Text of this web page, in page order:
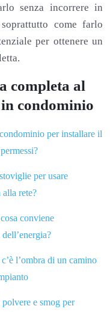
senza incorrere in
come farlo
per ottenere un
completa al
condominio
per installare il
per usare
alla rete?
conviene
l’ombra di un camino
e smog per